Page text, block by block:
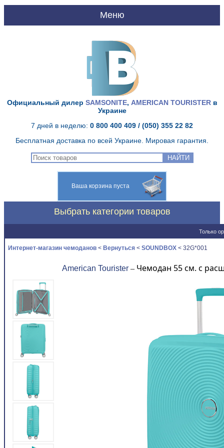
О нас
Доставка и оплата
Качество Samsonite
Сервисный центр
Контакты
Новости
Официальный дилер SAMSONITE, AMERICAN TOURISTERв
Украине
7 дней в неделю: 0 800 400 409 / (050) 355 22 82
Бесплатная доставка по всей Украине. Мировая гарантия.
НАЙТИ
Ваша корзина пуста
Выбрать категории товаров
Только
Интернет-магазин чемоданов < Вернуться < SOUNDBOX < 32G*001
American Tourister – Чемодан 55 см. с